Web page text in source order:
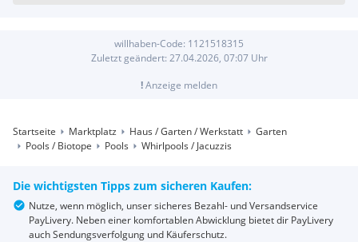
willhaben-Code: 1121518315
Zuletzt geändert: 27.04.2026, 07:07Uhr
!Anzeige melden
Startseite Marktplatz Haus / Garten / Werkstatt
Garten
Pools / Biotope
Pools Whirlpools / Jacuzzis
Die wichtigsten Tipps zum sicheren Kaufen:
Nutze, wenn möglich, unser sicheres Bezahl- und Versandservice
PayLivery. Neben einer komfortablen Abwicklung bietet dir PayLivery
auch Sendungsverfolgung und Käuferschutz.